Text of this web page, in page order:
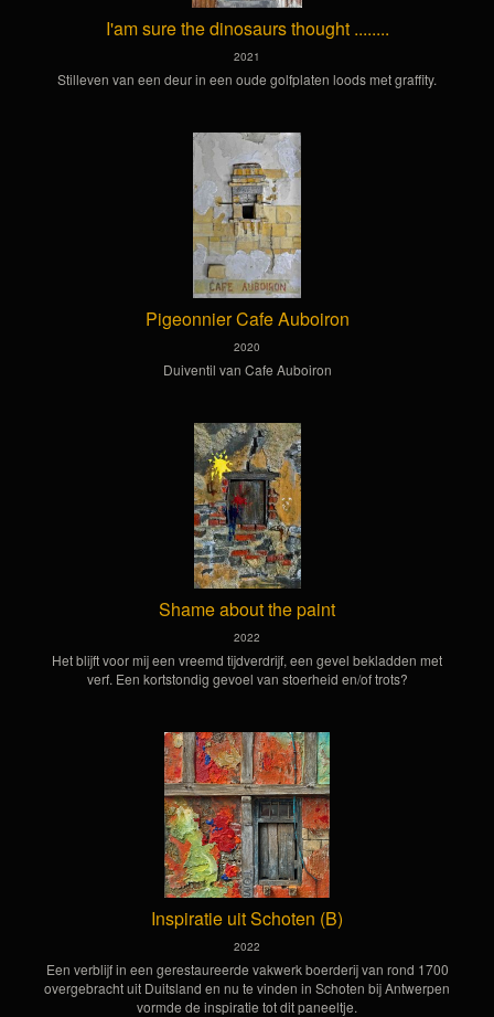
I'am sure the dinosaurs thought ........
2021
Stilleven van een deur in een oude golfplaten loods met graffity.
Pigeonnier Cafe Auboiron
2020
Duiventil van Cafe Auboiron
Shame about the paint
2022
Het blijft voor mij een vreemd tijdverdrijf, een gevel bekladden met
verf. Een kortstondig gevoel van stoerheid en/of trots?
Inspiratie uit Schoten (B)
2022
Een verblijf in een gerestaureerde vakwerk boerderij van rond 1700
overgebracht uit Duitsland en nu te vinden in Schoten bij Antwerpen
vormde de inspiratie tot dit paneeltje.